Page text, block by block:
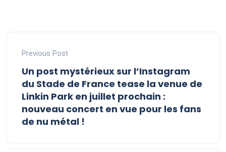
Previous Post
Un post mystérieux sur l’Instagram
du Stade de France tease la venue de
Linkin Park en juillet prochain :
nouveau concert en vue pour les fans
de nu métal !